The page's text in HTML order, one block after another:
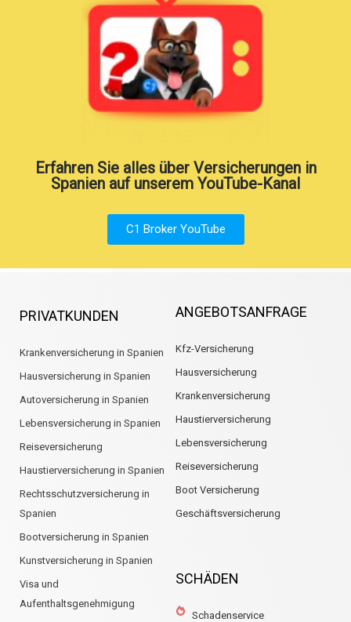
Erfahren Sie alles über Versicherungen in
Spanien auf unserem YouTube-Kanal
C1 Broker YouTube
PRIVATKUNDEN
Krankenversicherung in Spanien
Hausversicherung in Spanien
Autoversicherung in Spanien
Lebensversicherung in Spanien
Reiseversicherung
Haustierversicherung in Spanien
Rechtsschutzversicherung in
Spanien
Bootversicherung in Spanien
Kunstversicherung in Spanien
Visa und
Aufenthaltsgenehmigung
ANGEBOTSANFRAGE
Kfz-Versicherung
Hausversicherung
Krankenversicherung
Haustierversicherung
Lebensversicherung
Reiseversicherung
Boot Versicherung
Geschäftsversicherung
SCHÄDEN
Schadenservice